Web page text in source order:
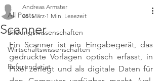
All Posts
Bildungswissenschaften
Wirtschaftswissenschaften
Referendariat
Scanner
Andreas Armster
28. März 1 Min. Lesezeit
Ein Scanner ist ein Eingabegerät, das
gedruckte Vorlagen optisch erfasst, in
Pixel zerlegt und als digitale Daten für